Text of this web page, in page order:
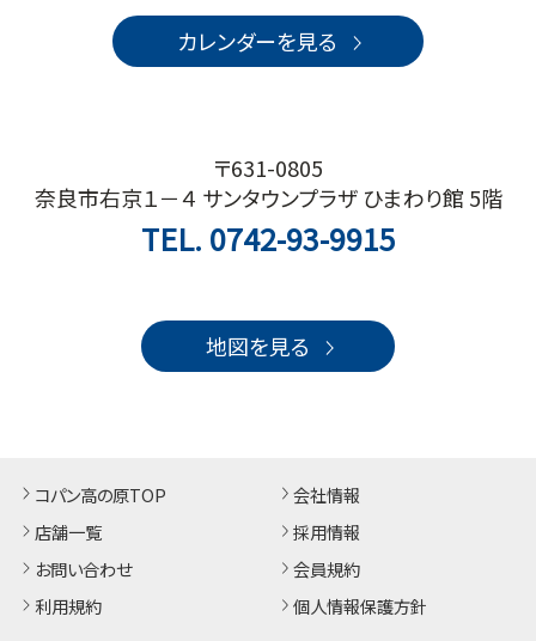
カレンダーを見る
〒631-0805
奈良市右京１－４ サンタウンプラザ ひまわり館 5階
TEL. 0742-93-9915
地図を見る
コパン高の原TOP
店舗一覧
お問い合わせ
利用規約
会社情報
採用情報
会員規約
個人情報保護方針